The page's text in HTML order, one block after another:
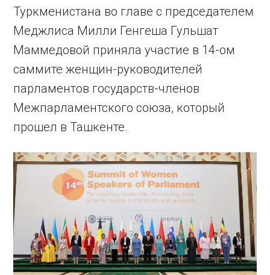
Туркменистана во главе с председателем
Меджлиса Милли Генгеша Гульшат
Маммедовой приняла участие в 14-ом
саммите женщин-руководителей
парламентов государств-членов
Межпарламентского союза, который
прошел в Ташкенте.